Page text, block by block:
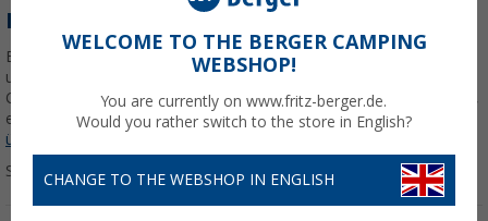
BENZIN- UND MEHRSTOFFKOCHER
Beim Camping in abgelegenen Gegenden ohne Strom sind Benzin-
und Mehrstoffkocher unverzichtbare Begleiter. Diese
Campingkocher bieten Dir maximale Flexibilität und Zuverlässigkeit,
egal ob Du mit dem Wohnmobil, Wohnwagen, Van oderJetzt mehr
über unsere Kategorie
Sortieren:
WELCOME TO THE BERGER CAMPING
WEBSHOP!
You are currently on www.fritz-berger.de.
Would you rather switch to the store in English?
CHANGE TO THE WEBSHOP IN ENGLISH